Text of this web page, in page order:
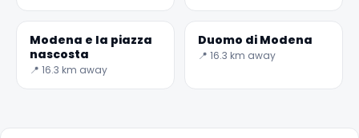
Modena e la piazza
nascosta
📍 16.3 km away
Duomo di Modena
📍 16.3 km away